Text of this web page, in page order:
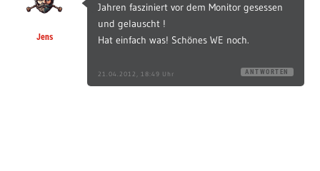
Jens
Jahren fasziniert vor dem Monitor gesessen
und gelauscht !
Hat einfach was! Schönes WE noch.
21.04.2012, 18:49 Uhr ANTWORTEN